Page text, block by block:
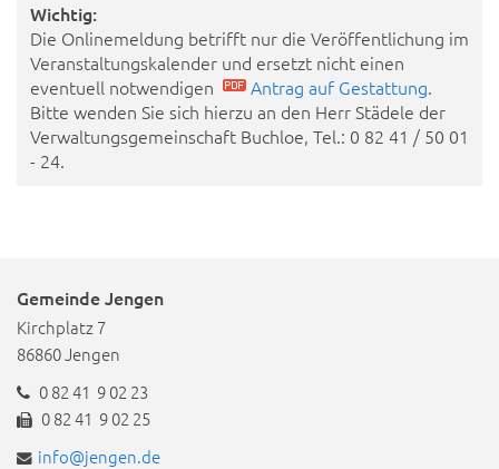
Wichtig:
Die Onlinemeldung betrifft nur die Veröffentlichung im
Veranstaltungskalender und ersetzt nicht einen
eventuell notwendigen
Antrag auf Gestattung.
Bitte wenden Sie sich hierzu an den Herr Städele der
Verwaltungsgemeinschaft Buchloe, Tel.: 0 82 41 / 50 01
- 24.
Gemeinde Jengen
Kirchplatz 7
86860 Jengen
0 82 41 9 02 23
0 82 41 9 02 25
info@jengen.de